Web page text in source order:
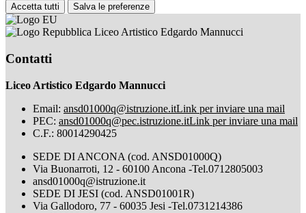
Accetta tutti Salva le preferenze
Liceo Artistico Edgardo Mannucci
Contatti
Liceo Artistico Edgardo Mannucci
Email: ansd01000q@istruzione.itLink per inviare una mail
PEC: ansd01000q@pec.istruzione.itLink per inviare una mail
C.F.: 80014290425
SEDE DI ANCONA (cod. ANSD01000Q)
Via Buonarroti, 12 - 60100 Ancona -Tel.0712805003
ansd01000q@istruzione.it
SEDE DI JESI (cod. ANSD01001R)
Via Gallodoro, 77 - 60035 Jesi -Tel.0731214386